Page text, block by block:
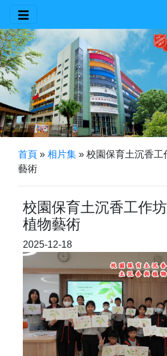
首頁 » 相片集 » 校園保育土沉香工
藝術
校園保育土沉香工作
植物藝術
2025-12-18